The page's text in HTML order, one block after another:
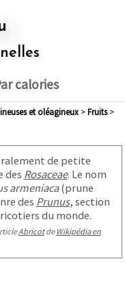
calories
et oléagineux> fruits>
de petite
des Rosaceae. Le nom
armeniaca(prune
des Prunus, section
du monde.
Abricotde Wikipédia en